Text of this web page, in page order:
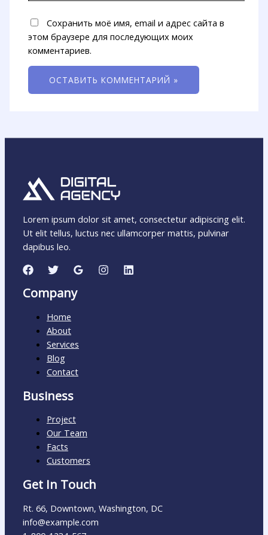
Сохранить моё имя, email и адрес сайта в
этом браузере для последующих моих
комментариев.
Lorem ipsum dolor sit amet, consectetur adipiscing elit.
Ut elit tellus, luctus nec ullamcorper mattis, pulvinar
dapibus leo.
Company
Home
About
Services
Blog
Contact
Business
Project
Our Team
Facts
Customers
Get In Touch
Rt. 66, Downtown, Washington, DC
info@example.com​